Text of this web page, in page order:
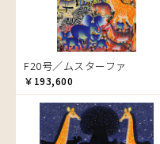
イルカ
インパラ
うさぎ
お祭り
音楽
カエル
￥80,001～100,000
￥100,001～
アグネス
アジャバ
アダム
アダムス
アパイ
アバス
アブー
カッシム
ガヨ
カンビリ
ゴッドフレイ
コルンバ
サイディ
ザチ
サビティ
サランゲ
サンデイ
サンデイビッタ
シャハ
チャド
チャリンダ
チワヤ
ドゥケ
ドサ
ナココ
ハッサーニ
ベッカー
ブッシーリ
マ行
マウラーナ
マトゥカ
マジドゥ
ヤ行
ヤッスィーニ（ヤッス
ヤフィドゥ
ラ行
ラシッド.ムズグノ
F12号
F20号
規格外S
規格外M
規格外L
F20号／ムスターファ
￥193,600